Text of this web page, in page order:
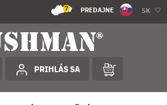
7 PREDAJNE SK
PRIHLÁS SA